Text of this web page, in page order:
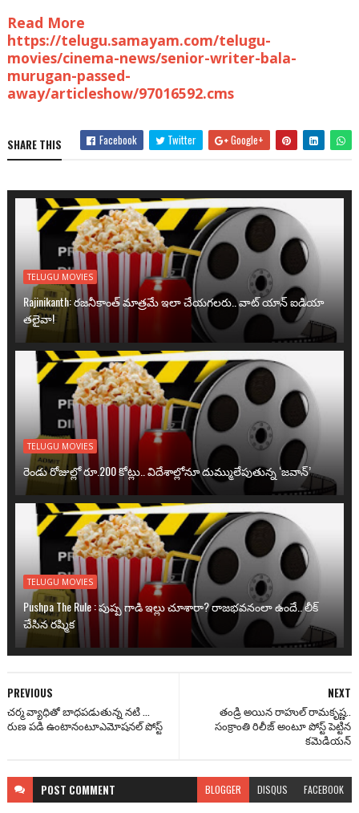
Read More
https://telugu.samayam.com/telugu-
movies/cinema-news/senior-writer-bala-
murugan-passed-
away/articleshow/97016592.cms
SHARE THIS Facebook Twitter Google+
TELUGU MOVIES
Rajinikanth: రజనీకాంత్ మాత్రమే ఇలా చేయగలరు.. వాట్ యాన్ ఐడియా
తలైవా!
TELUGU MOVIES
రెండు రోజుల్లో రూ.200 కోట్లు.. విదేశాల్లోనూ దుమ్ములేపుతున్న ‘జవాన్’
TELUGU MOVIES
Pushpa The Rule : పుష్ప గాడి ఇల్లు చూశారా? రాజభవనంలా ఉందే.. లీక్
చేసిన రష్మిక
NEXT
తండ్రి అయిన రాహుల్ రామ‌కృష్ణ‌..
సంక్రాంతి రిలీజ్ అంటూ పోస్ట్ పెట్టిన
కమెడియన్
PREVIOUS
చర్మ వ్యాధితో బాధపడుతున్న నటి ...
రుణ పడి ఉంటానంటూఎమోషనల్ పోస్ట్
POST COMMENT BLOGGER DISQUS FACEBOOK